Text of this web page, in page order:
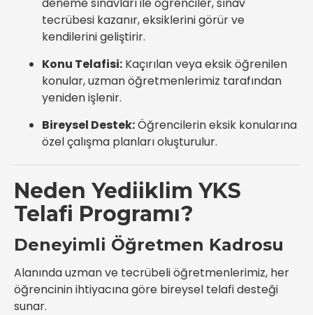
tecrübesi kazanır, eksiklerini görür ve
kendilerini geliştirir.
Konu Telafisi: Kaçırılan veya eksik öğrenilen
konular, uzman öğretmenlerimiz tarafından
yeniden işlenir.
Bireysel Destek:Öğrencilerin eksik konularına
özel çalışma planları oluşturulur.
Neden Yediiklim YKS
Telafi Programı?
Deneyimli Öğretmen Kadrosu
Alanında uzman ve tecrübeli öğretmenlerimiz, her
öğrencinin ihtiyacına göre bireysel telafi desteği
sunar.